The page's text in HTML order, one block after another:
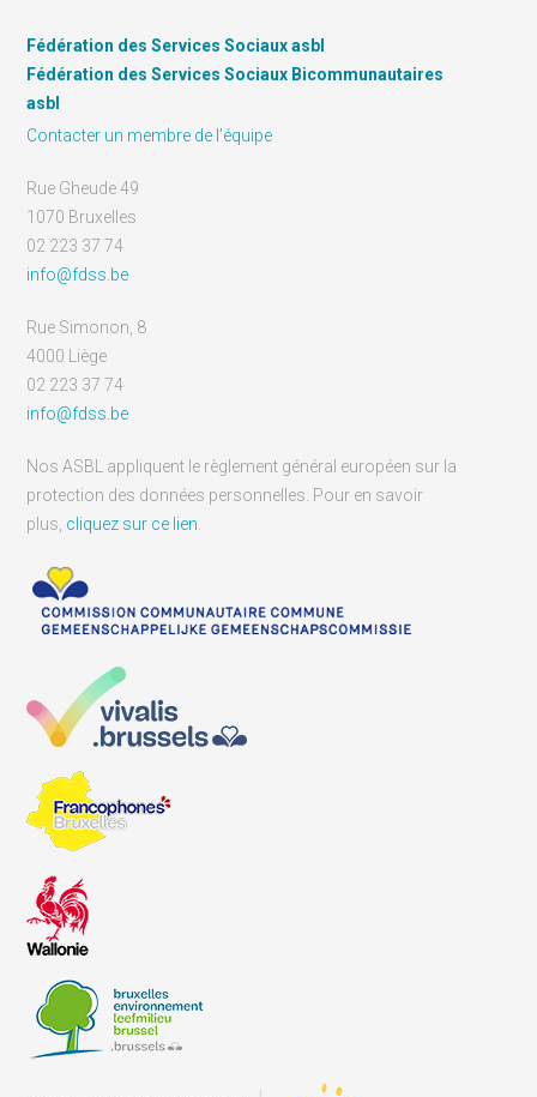
Fédération des Services Sociaux asbl
Fédération des Services Sociaux Bicommunautaires
asbl
Contacter un membre de l’équipe
Rue Gheude 49
1070 Bruxelles
02 223 37 74
info@fdss.be
Rue Simonon, 8
4000 Liège
02 223 37 74
info@fdss.be
Nos ASBL appliquent le règlement général européen sur la
protection des données personnelles. Pour en savoir
plus, cliquez sur ce lien